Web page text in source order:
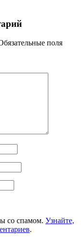
поля
со спамом. Узнайте,
.